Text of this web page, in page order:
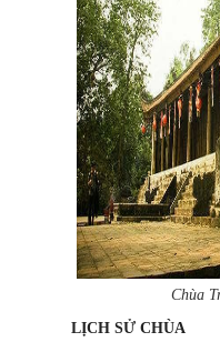
Chùa
LỊCH SỬ CHÙA